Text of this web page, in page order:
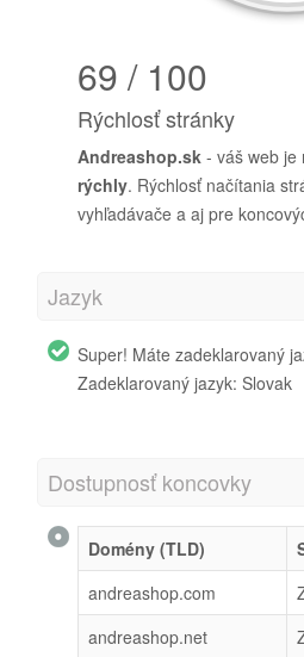
69 / 100
Rýchlosť stránky
Andreashop.sk - váš web je
rýchly. Rýchlosť načítania
vyhľadávače a aj pre
Jazyk
Super! Máte zadeklarovaný
Zadeklarovaný jazyk: Slovak
Dostupnosť koncovky
Domény (TLD)
andreashop.com
andreashop.net